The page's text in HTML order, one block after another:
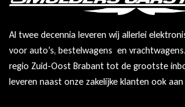
Al twee decennia leveren wij allerlei
voor auto’s, bestelwagens en
regio Zuid-Oost Brabant tot de grootste
leveren naast onze zakelijke klanten ook